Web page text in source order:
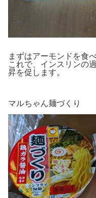
まずはアーモンドを食
これで、インスリンの
昇を促します。
マルちゃん麺づくり